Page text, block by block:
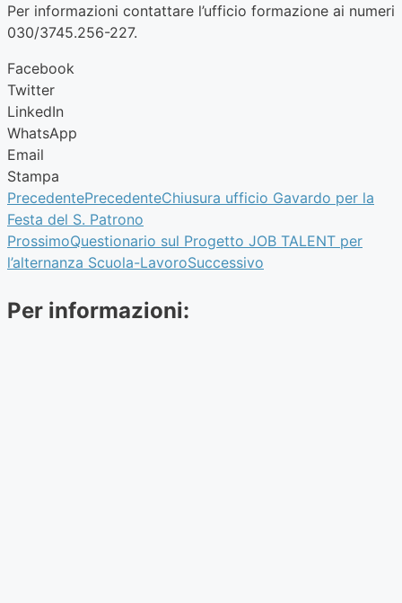
Per informazioni contattare l’ufficio formazione ai numeri
030/3745.256-227.
Facebook
Twitter
LinkedIn
WhatsApp
Email
Stampa
PrecedentePrecedenteChiusura ufficio Gavardo per la
Festa del S. Patrono
ProssimoQuestionario sul Progetto JOB TALENT per
l’alternanza Scuola-LavoroSuccessivo
Per informazioni: